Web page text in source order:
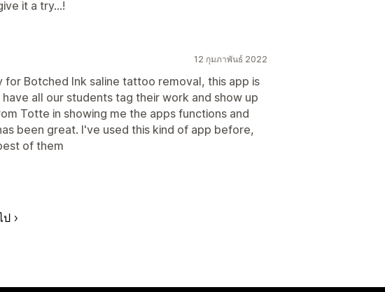
it a try...!
12 กุมภาพันธ์ 2022
for Botched Ink saline tattoo removal, this app is
all our students tag their work and show up
Totte in showing me the apps functions and
been great. I've used this kind of app before,
of them
ป